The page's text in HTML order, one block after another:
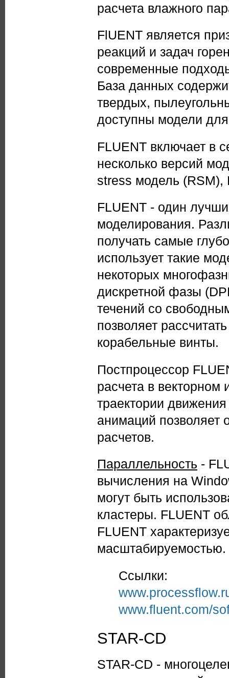
расчета влажного
FlUENT является
реакций и задач
современные
База данных
твердых,
доступны модели
FLUENT включает в
несколько версий
stress модель
FLUENT - один
моделирования.
получать самые
использует такие
некоторых
дискретной фазы
течений со
позволяет
корабельные винты.
Постпроцессор
расчета в векторном
траектории
анимаций позволяет
расчетов.
Параллельность -
вычисления на
могут быть
кластеры. FLUENT
FLUENT
масштабируемостью.
Ссылки:
www.fluent.com/
STAR-CD
STAR-CD -